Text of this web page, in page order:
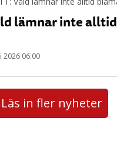
lämnar inte alltid
2026 06.00
Läs in fler nyheter